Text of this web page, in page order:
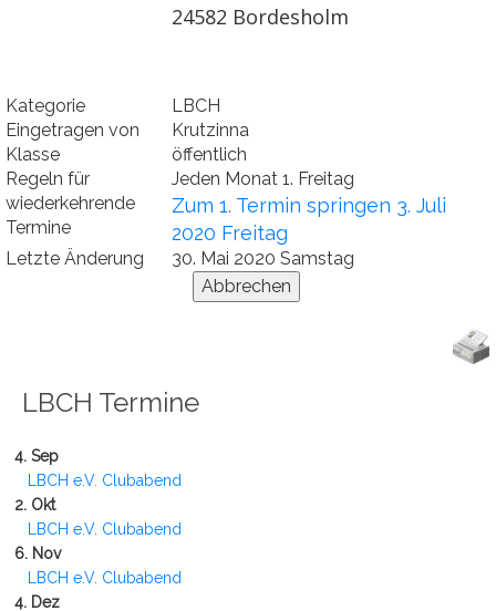
24582 Bordesholm
Kategorie
LBCH
Eingetragen von
Krutzinna
Klasse
öffentlich
Regeln für
wiederkehrende
Termine
Jeden Monat 1. Freitag
Zum 1. Termin springen 3. Juli
2020 Freitag
Letzte Änderung 30. Mai 2020 Samstag
LBCH Termine
4. Sep
LBCH e.V. Clubabend
2. Okt
LBCH e.V. Clubabend
6. Nov
LBCH e.V. Clubabend
4. Dez